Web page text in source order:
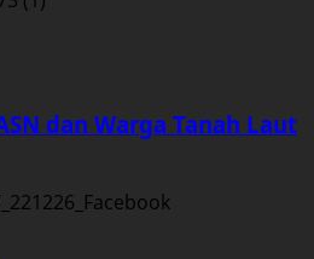
dan Warga Tanah Laut